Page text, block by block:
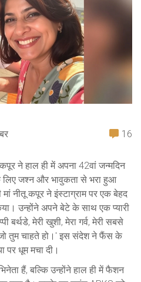
16
ने हाल ही में अपना 42वां जन्मदिन
लिए जश्न और भावुकता से भरा हुआ
नीतू कपूर ने इंस्टाग्राम पर एक बेहद
उन्होंने अपने बेटे के साथ एक प्यारी
बर्थडे, मेरी खुशी, मेरा गर्व, मेरी सबसे
जो तुम चाहते हो।' इस संदेश ने फैंस के
पर धूम मचा दी।
हैं, बल्कि उन्होंने हाल ही में फैशन